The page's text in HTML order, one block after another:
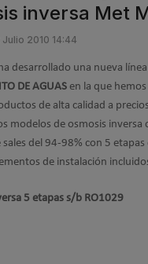
inversa Met
2010 14:44
desarrollado una nueva
DE AGUAS en la que
de alta calidad a
modelos de osmosis inversa
del 94-98% con 5
de instalación
5 etapas s/b RO1029